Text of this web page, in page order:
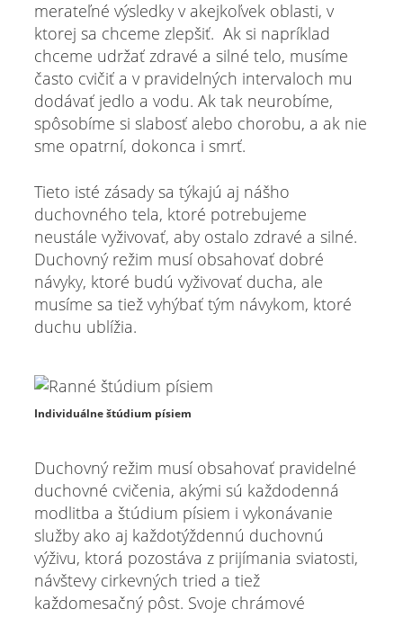
merateľné výsledky v akejkoľvek oblasti, v
ktorej sa chceme zlepšiť. Ak si napríklad
chceme udržať zdravé a silné telo, musíme
často cvičiť a v pravidelných intervaloch mu
dodávať jedlo a vodu. Ak tak neurobíme,
spôsobíme si slabosť alebo chorobu, a ak nie
sme opatrní, dokonca i smrť.
Tieto isté zásady sa týkajú aj nášho
duchovného tela, ktoré potrebujeme
neustále vyživovať, aby ostalo zdravé a silné.
Duchovný režim musí obsahovať dobré
návyky, ktoré budú vyživovať ducha, ale
musíme sa tiež vyhýbať tým návykom, ktoré
duchu ublížia.
Individuálne štúdium písiem
Duchovný režim musí obsahovať pravidelné
duchovné cvičenia, akými sú každodenná
modlitba a štúdium písiem i vykonávanie
služby ako aj každotýždennú duchovnú
výživu, ktorá pozostáva z prijímania sviatosti,
návštevy cirkevných tried a tiež
každomesačný pôst. Svoje chrámové